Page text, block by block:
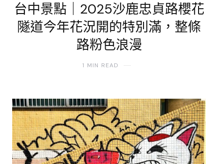
台中景點｜2025沙鹿忠貞路櫻花
隧道今年花況開的特別滿，整條
路粉色浪漫
1 MIN READ